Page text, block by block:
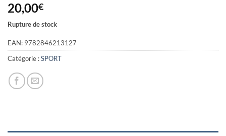
20,00€
Rupture de stock
EAN: 9782846213127
Catégorie :SPORT